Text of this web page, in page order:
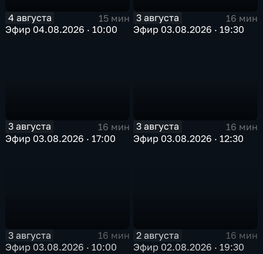
4 августа
15 мин
Эфир 04.08.2026 · 10:00
3 августа
16 мин
Эфир 03.08.2026 · 19:30
3 августа
16 мин
Эфир 03.08.2026 · 17:00
3 августа
16 мин
Эфир 03.08.2026 · 12:30
3 августа
16 мин
Эфир 03.08.2026 · 10:00
2 августа
16 мин
Эфир 02.08.2026 · 19:30